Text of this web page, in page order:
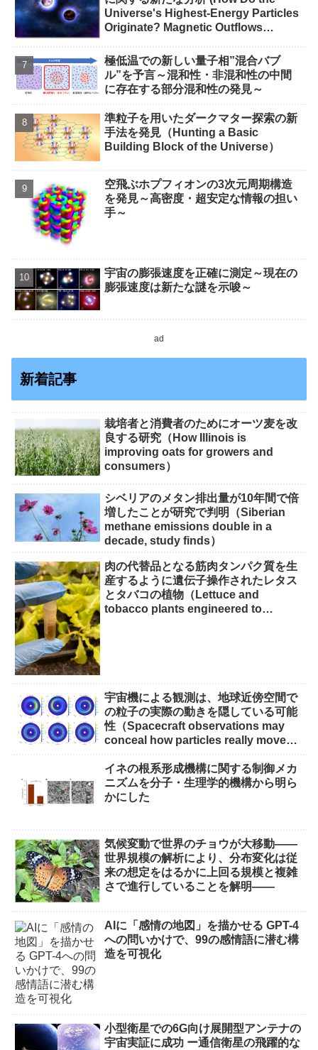
Universe's Highest-Energy Particles
Originate? Magnetic Outflows
Analysis Concludes)
極低温での新しい量子相”混合バブ
ル”を予言～混和性・非混和性の中間
に存在する部分混和性の発見～
準粒子を用いたダークマター探索の新
手法を発見（Hunting a Basic
Building Block of the Universe）
空飛ぶホプフィオンの3次元周期構造
を発見～高密度・超安定な情報の担い
手～
宇宙の膨張速度を正確に測定～現在の
膨張速度は新たな謎を示唆～
ad
新着記事
栽培者と消費者のためにオーツ麦を改
良する研究（How Illinois is
improving oats for growers and
consumers）
シベリアのメタン排出量が10年間で倍
増したことが研究で判明（Siberian
methane emissions double in a
decade, study finds）
肉の代替品となる筋肉タンパク質を生
産するように遺伝子操作されたレタス
とタバコの植物（Lettuce and
tobacco plants engineered to
宇宙機による観測は、地球近傍空間で
の粒子の実際の動きを隠している可能
性（Spacecraft observations may
conceal how particles really move
イネの根系形成機構に関する制御メカ
ニズムを分子・生理学的機構から明ら
かにした
気候変動で世界のチョウが大移動――
世界規模の解析により、分布変化は従
来の想定をはるかに上回る規模と複雑
さで進行していることを解明――
AIに「感情の地図」を描かせる GPT-4
への問いかけで、99の感情語に潜む構
造を可視化
小型衛星での6G向け展開型アンテナの
宇宙実証に成功 ー通信衛星の飛躍的な